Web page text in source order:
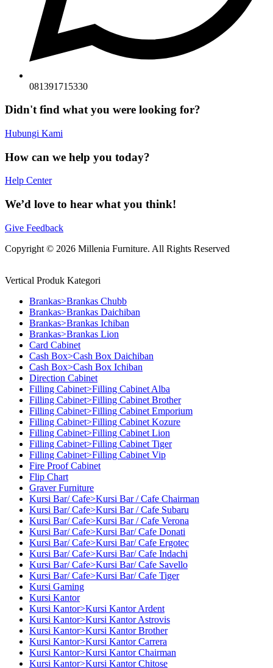
081391715330
Didn't find what you were looking for?
Hubungi Kami
How can we help you today?
Help Center
We’d love to hear what you think!
Give Feedback
Copyright © 2026 Millenia Furniture. All Rights Reserved
Vertical Produk Kategori
Brankas>Brankas Chubb
Brankas>Brankas Daichiban
Brankas>Brankas Ichiban
Brankas>Brankas Lion
Card Cabinet
Cash Box>Cash Box Daichiban
Cash Box>Cash Box Ichiban
Direction Cabinet
Filling Cabinet>Filling Cabinet Alba
Filling Cabinet>Filling Cabinet Brother
Filling Cabinet>Filling Cabinet Emporium
Filling Cabinet>Filling Cabinet Kozure
Filling Cabinet>Filling Cabinet Lion
Filling Cabinet>Filling Cabinet Tiger
Filling Cabinet>Filling Cabinet Vip
Fire Proof Cabinet
Flip Chart
Graver Furniture
Kursi Bar/ Cafe>Kursi Bar / Cafe Chairman
Kursi Bar/ Cafe>Kursi Bar / Cafe Subaru
Kursi Bar/ Cafe>Kursi Bar / Cafe Verona
Kursi Bar/ Cafe>Kursi Bar/ Cafe Donati
Kursi Bar/ Cafe>Kursi Bar/ Cafe Ergotec
Kursi Bar/ Cafe>Kursi Bar/ Cafe Indachi
Kursi Bar/ Cafe>Kursi Bar/ Cafe Savello
Kursi Bar/ Cafe>Kursi Bar/ Cafe Tiger
Kursi Gaming
Kursi Kantor
Kursi Kantor>Kursi Kantor Ardent
Kursi Kantor>Kursi Kantor Astrovis
Kursi Kantor>Kursi Kantor Brother
Kursi Kantor>Kursi Kantor Carrera
Kursi Kantor>Kursi Kantor Chairman
Kursi Kantor>Kursi Kantor Chitose